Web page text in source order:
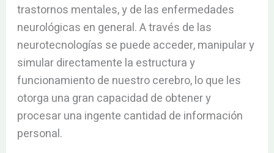
trastornos mentales, y de las enfermedades
neurológicas en general. A través de las
neurotecnologías se puede acceder, manipular y
simular directamente la estructura y
funcionamiento de nuestro cerebro, lo que les
otorga una gran capacidad de obtener y
procesar una ingente cantidad de información
personal.